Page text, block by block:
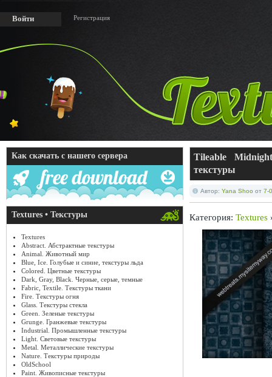
Войти Регистрация
Как скачать с нашего сервера
Textures • Текстуры
Textures
Abstract. Абстрактные текстуры
Animal. Животный мир
Blue, Ice. Голубые и синие, текстуры льда
Colored. Цветные текстуры
Dark, Gray, Black. Черные, серые, темные
Fabric, Textile. Текстуры ткани
Fire. Текстуры огня
Glass. Текстуры стекла
Green. Зеленые текстуры
Grunge. Гранжевые текстуры
Industrial. Промышленные текстуры
Light. Световые текстуры
Metal. Металлические текстуры
Nature. Текстуры природы
OldSchool
Paint. Живописные текстуры
Tileable
текстуры
Автор: Yana Shoo от 7-
Категория: Textures